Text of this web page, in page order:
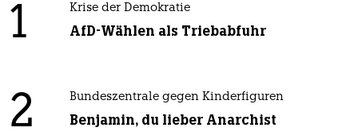
1 Krise der Demokratie
AfD-Wählen als Triebabfuhr
2 Bundeszentrale gegen Kinderfiguren
Benjamin, du lieber Anarchist